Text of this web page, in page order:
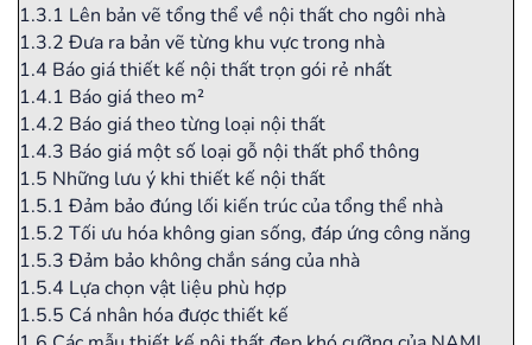
1.3.1 Lên bản vẽ tổng thể về nội thất cho ngôi nhà
1.3.2 Đưa ra bản vẽ từng khu vực trong nhà
1.4 Báo giá thiết kế nội thất trọn gói rẻ nhất
1.4.1 Báo giá theo m²
1.4.2 Báo giá theo từng loại nội thất
1.4.3 Báo giá một số loại gỗ nội thất phổ thông
1.5 Những lưu ý khi thiết kế nội thất
1.5.1 Đảm bảo đúng lối kiến trúc của tổng thể nhà
1.5.2 Tối ưu hóa không gian sống, đáp ứng công năng
1.5.3 Đảm bảo không chắn sáng của nhà
1.5.4 Lựa chọn vật liệu phù hợp
1.5.5 Cá nhân hóa được thiết kế